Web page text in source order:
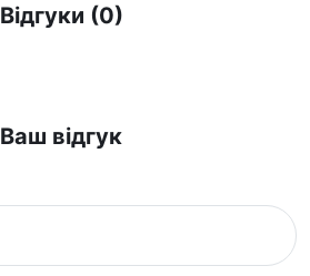
Відгуки (0)
Ваш відгук